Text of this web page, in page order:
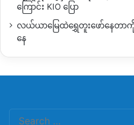
ကြောင်း KIO ပြော
လယ်ယာမြေထဲရွှေတူးဖော်နေတာ
နေ